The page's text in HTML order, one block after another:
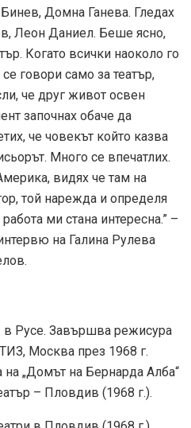
Домна Ганева. Гледах
Леон Даниел. Беше ясно,
Когато всички наоколо го
говори само за театър,
че друг живот освен
започнах обаче да
че човекът който казва
Много се впечатлих.
видях че там на
той нарежда и определя
ми стана интересна.” –
на Галина Рулева
в Русе. Завършва режисура
Москва през 1968 г.
„Домът на Бернарда Алба“
– Пловдив (1968 г.).